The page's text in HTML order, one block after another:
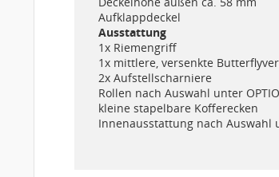
Aufklappdeckel
Ausstattung
1x Riemengriff
1x mittlere, versenkte
2x Aufstellscharniere
Rollen nach Auswahl unter
kleine stapelbare Kofferecken
Innenausstattung nach Auswahl